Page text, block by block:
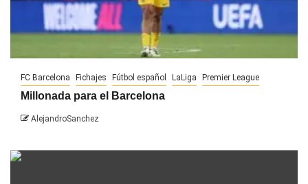
FC Barcelona Fichajes Fútbol español LaLiga Premier League
Millonada para el Barcelona
AlejandroSanchez